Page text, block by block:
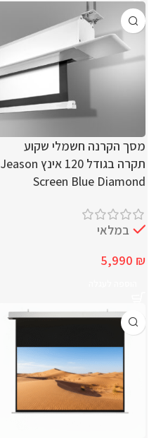
מסך הקרנה חשמלי שקוע
תקרה בגודל 120 אינץ Jeason
Screen Blue Diamond
במלאי
5,990 ₪